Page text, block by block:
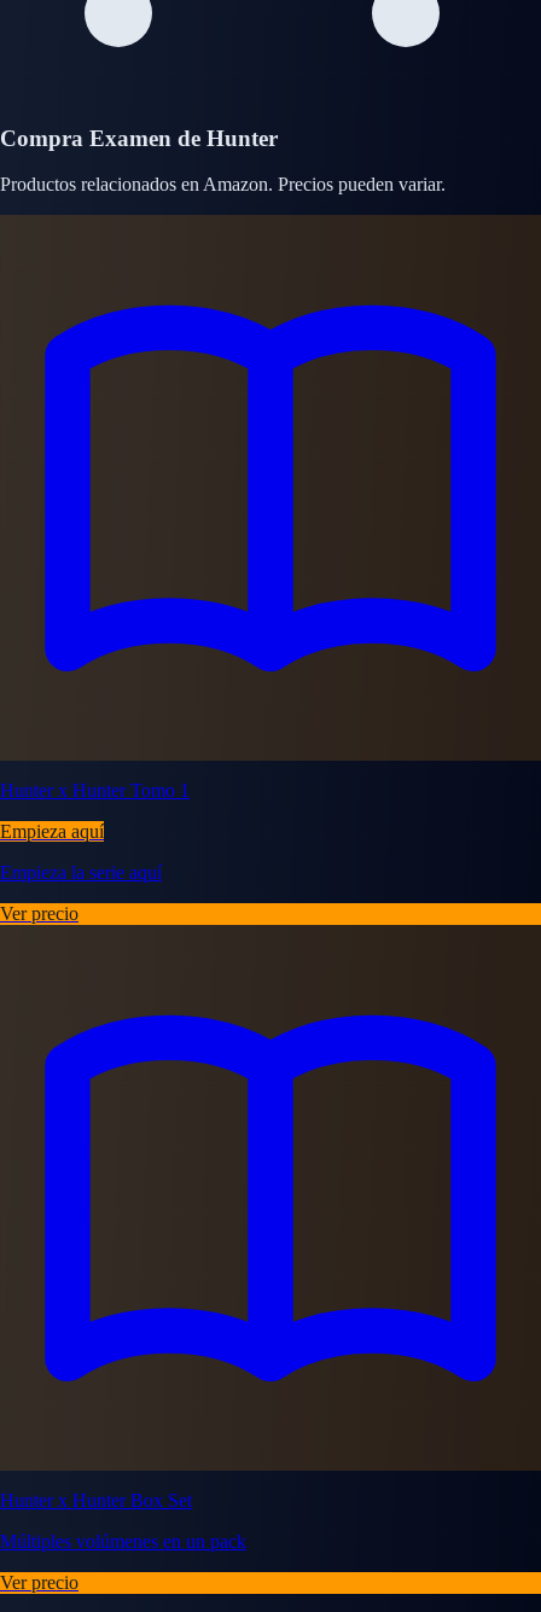
Compra Examen de Hunter
Productos relacionados en Amazon. Precios pueden variar.
Hunter x Hunter Tomo 1
Empieza aquí
Empieza la serie aquí
Ver precio
Hunter x Hunter Box Set
Múltiples volúmenes en un pack
Ver precio